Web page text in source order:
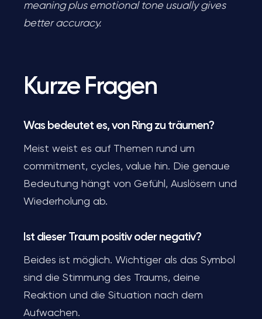
meaning plus emotional tone usually gives
better accuracy.
Kurze Fragen
Was bedeutet es, von Ring zu träumen?
Meist weist es auf Themen rund um
commitment, cycles, value hin. Die genaue
Bedeutung hängt von Gefühl, Auslösern und
Wiederholung ab.
Ist dieser Traum positiv oder negativ?
Beides ist möglich. Wichtiger als das Symbol
sind die Stimmung des Traums, deine
Reaktion und die Situation nach dem
Aufwachen.